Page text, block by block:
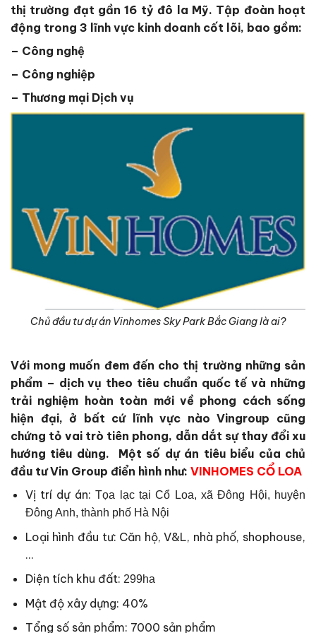
thị trường đạt gần 16 tỷ đô la Mỹ. Tập đoàn hoạt
động trong 3 lĩnh vực kinh doanh cốt lõi, bao gồm:
– Công nghệ
– Công nghiệp
– Thương mại Dịch vụ
Chủ đầu tư dự án Vinhomes Sky Park Bắc Giang là ai?
Với mong muốn đem đến cho thị trường những sản
phẩm – dịch vụ theo tiêu chuẩn quốc tế và những
trải nghiệm hoàn toàn mới về phong cách sống
hiện đại, ở bất cứ lĩnh vực nào Vingroup cũng
chứng tỏ vai trò tiên phong, dẫn dắt sự thay đổi xu
hướng tiêu dùng.
Một số dự án tiêu biểu của chủ
đầu tư Vin Group điển hình như: VINHOMES CỔ LOA
Vị trí dự án:Tọa lạc tại Cổ Loa, xã Đông Hội, huyện
Đông Anh, thành phố Hà Nội
Loại hình đầu tư: Căn hộ, V&L, nhà phố, shophouse,
…
Diện tích khu đất: 299ha
Mật độ xây dựng: 40%
Tổng số sản phẩm: 7000 sản phẩm